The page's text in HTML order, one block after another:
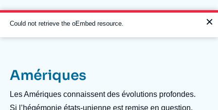
au
contenu
principal
Navigation
principale
L'Ifri
Message
d'erreur
Could not retrieve the oEmbed resource.
Amériques
Description
Les Amériques connaissent des évolutions profondes.
Si l’hégémonie états-unienne est remise en question,